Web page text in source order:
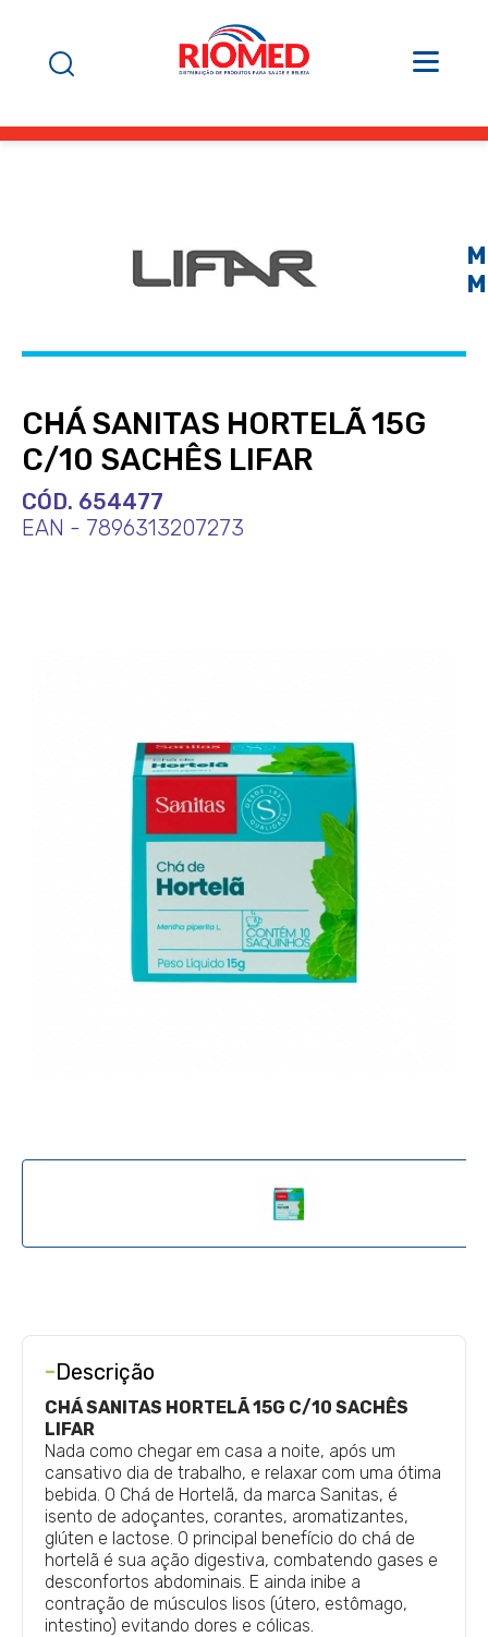
CHÁ SANITAS HORTELÃ 15G
C/10 SACHÊS LIFAR
CÓD. 654477
EAN - 7896313207273
-Descrição
CHÁ SANITAS HORTELÃ 15G C/10 SACHÊS
LIFAR
Nada como chegar em casa a noite, após um
cansativo dia de trabalho, e relaxar com uma ótima
bebida. O Chá de Hortelã, da marca Sanitas, é
isento de adoçantes, corantes, aromatizantes,
glúten e lactose. O principal benefício do chá de
hortelã é sua ação digestiva, combatendo gases e
desconfortos abdominais. E ainda inibe a
contração de músculos lisos (útero, estômago,
intestino) evitando dores e cólicas.